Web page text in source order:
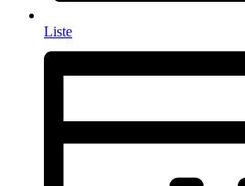
Liste